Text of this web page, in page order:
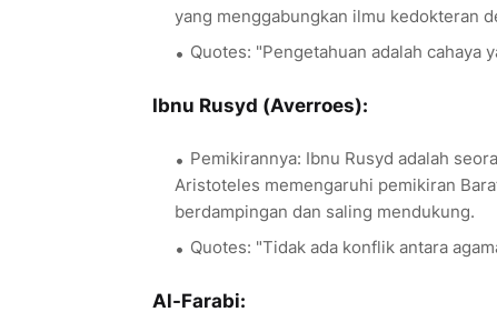
yang menggabungkan ilmu kedokteran
Quotes: "Pengetahuan adalah cahaya
Ibnu Rusyd (Averroes):
Pemikirannya: Ibnu Rusyd adalah
Aristoteles memengaruhi pemikiran
berdampingan dan saling mendukung.
Quotes: "Tidak ada konflik antara
Al-Farabi: